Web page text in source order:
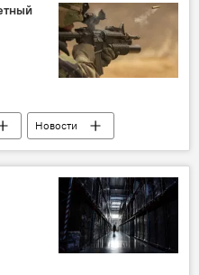
Новости